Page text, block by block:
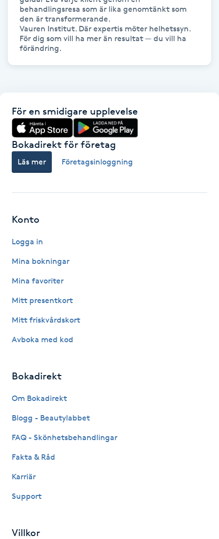
Katun fransar
Kinesiologi
Kinesisk medicin
Klangmassage
Klippning
Klippning ungdom
Koppningsmassage
Kroppspeeling
Käkledsbehandling
Lashlift Keratin
behandlingsresa som är lika genomtänkt som
den är transformerande.
Vauren Institut. Där expertis möter helhetssyn.
För dig som vill ha mer än resultat — du vill ha
förändring.
För en smidigare upplevelse
Bokadirekt för företag
Läs mer Företagsinloggning
Konto
Logga in
Mina bokningar
Mina favoriter
Mitt presentkort
Mitt friskvårdskort
Avboka med kod
Bokadirekt
Om Bokadirekt
Blogg - Beautylabbet
FAQ - Skönhetsbehandlingar
Fakta & Råd
Karriär
Support
Villkor